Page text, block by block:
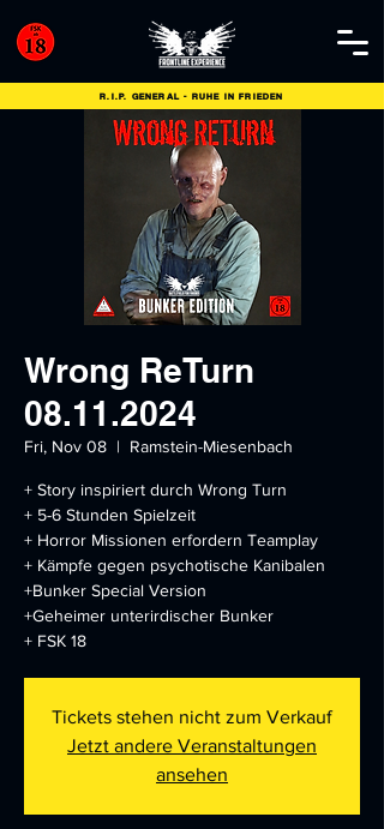
R.I.P. GENERAL - RUHE IN FRIEDEN
Wrong ReTurn
08.11.2024
Fri, Nov 08
  |
Ramstein-Miesenbach
+ Story inspiriert durch Wrong Turn
+ 5-6 Stunden Spielzeit
+ Horror Missionen erfordern Teamplay
+ Kämpfe gegen psychotische Kanibalen
+Bunker Special Version
+Geheimer unterirdischer Bunker
+ FSK 18
Tickets stehen nicht zum Verkauf
Jetzt andere Veranstaltungen
ansehen